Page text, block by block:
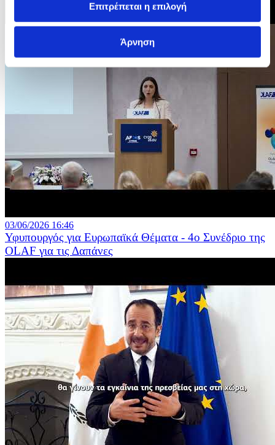
Επιτρέπεται η επιλογή
Άρνηση
03/06/2026 16:46
Υφυπουργός για Ευρωπαϊκά Θέματα - 4ο Συνέδριο της
OLAF για τις Δαπάνες